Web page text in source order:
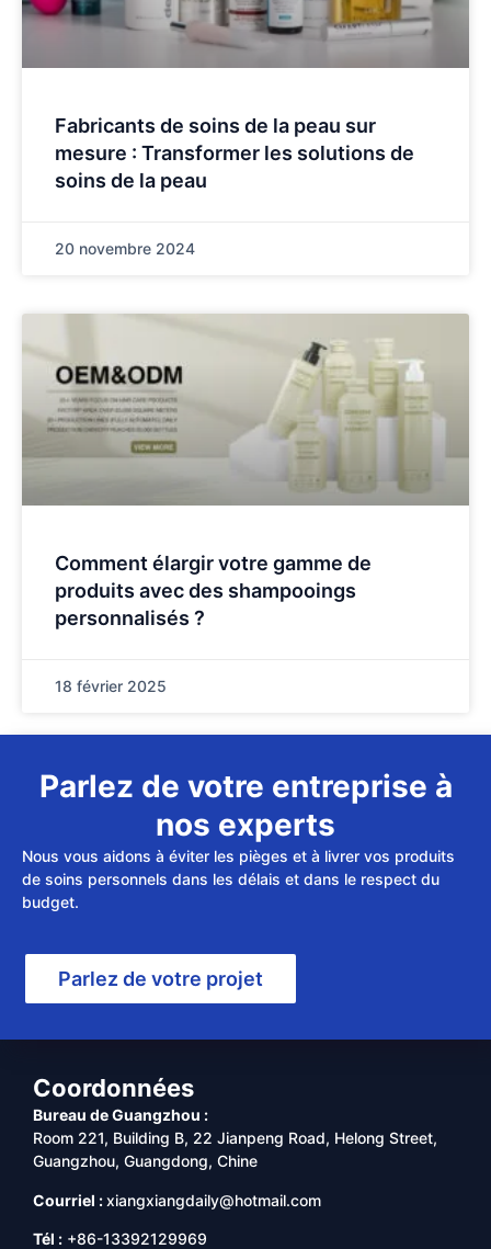
Fabricants de soins de la peau sur
mesure : Transformer les solutions de
soins de la peau
20 novembre 2024
Comment élargir votre gamme de
produits avec des shampooings
personnalisés ?
18 février 2025
Parlez de votre entreprise à
nos experts
Nous vous aidons à éviter les pièges et à livrer vos produits
de soins personnels dans les délais et dans le respect du
budget.
Parlez de votre projet
Coordonnées
Bureau de Guangzhou :
Room 221, Building B, 22 Jianpeng Road, Helong Street,
Guangzhou, Guangdong, Chine
Courriel :xiangxiangdaily@hotmail.com
Tél : +86-13392129969